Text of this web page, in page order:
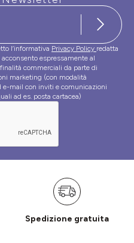
l’informativa Privacy Policy redatta
espressamente al
commerciali da parte di
marketing (con modalità
e-mail con inviti e comunicazioni
ad es. posta cartacea)
Spedizione gratuita